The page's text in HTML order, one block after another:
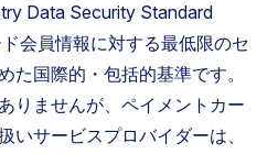
Data Security Standard
会員情報に対する最低限のセ
た国際的・包括的基準です。
りませんが、ペイメントカー
いサービスプロバイダーは、